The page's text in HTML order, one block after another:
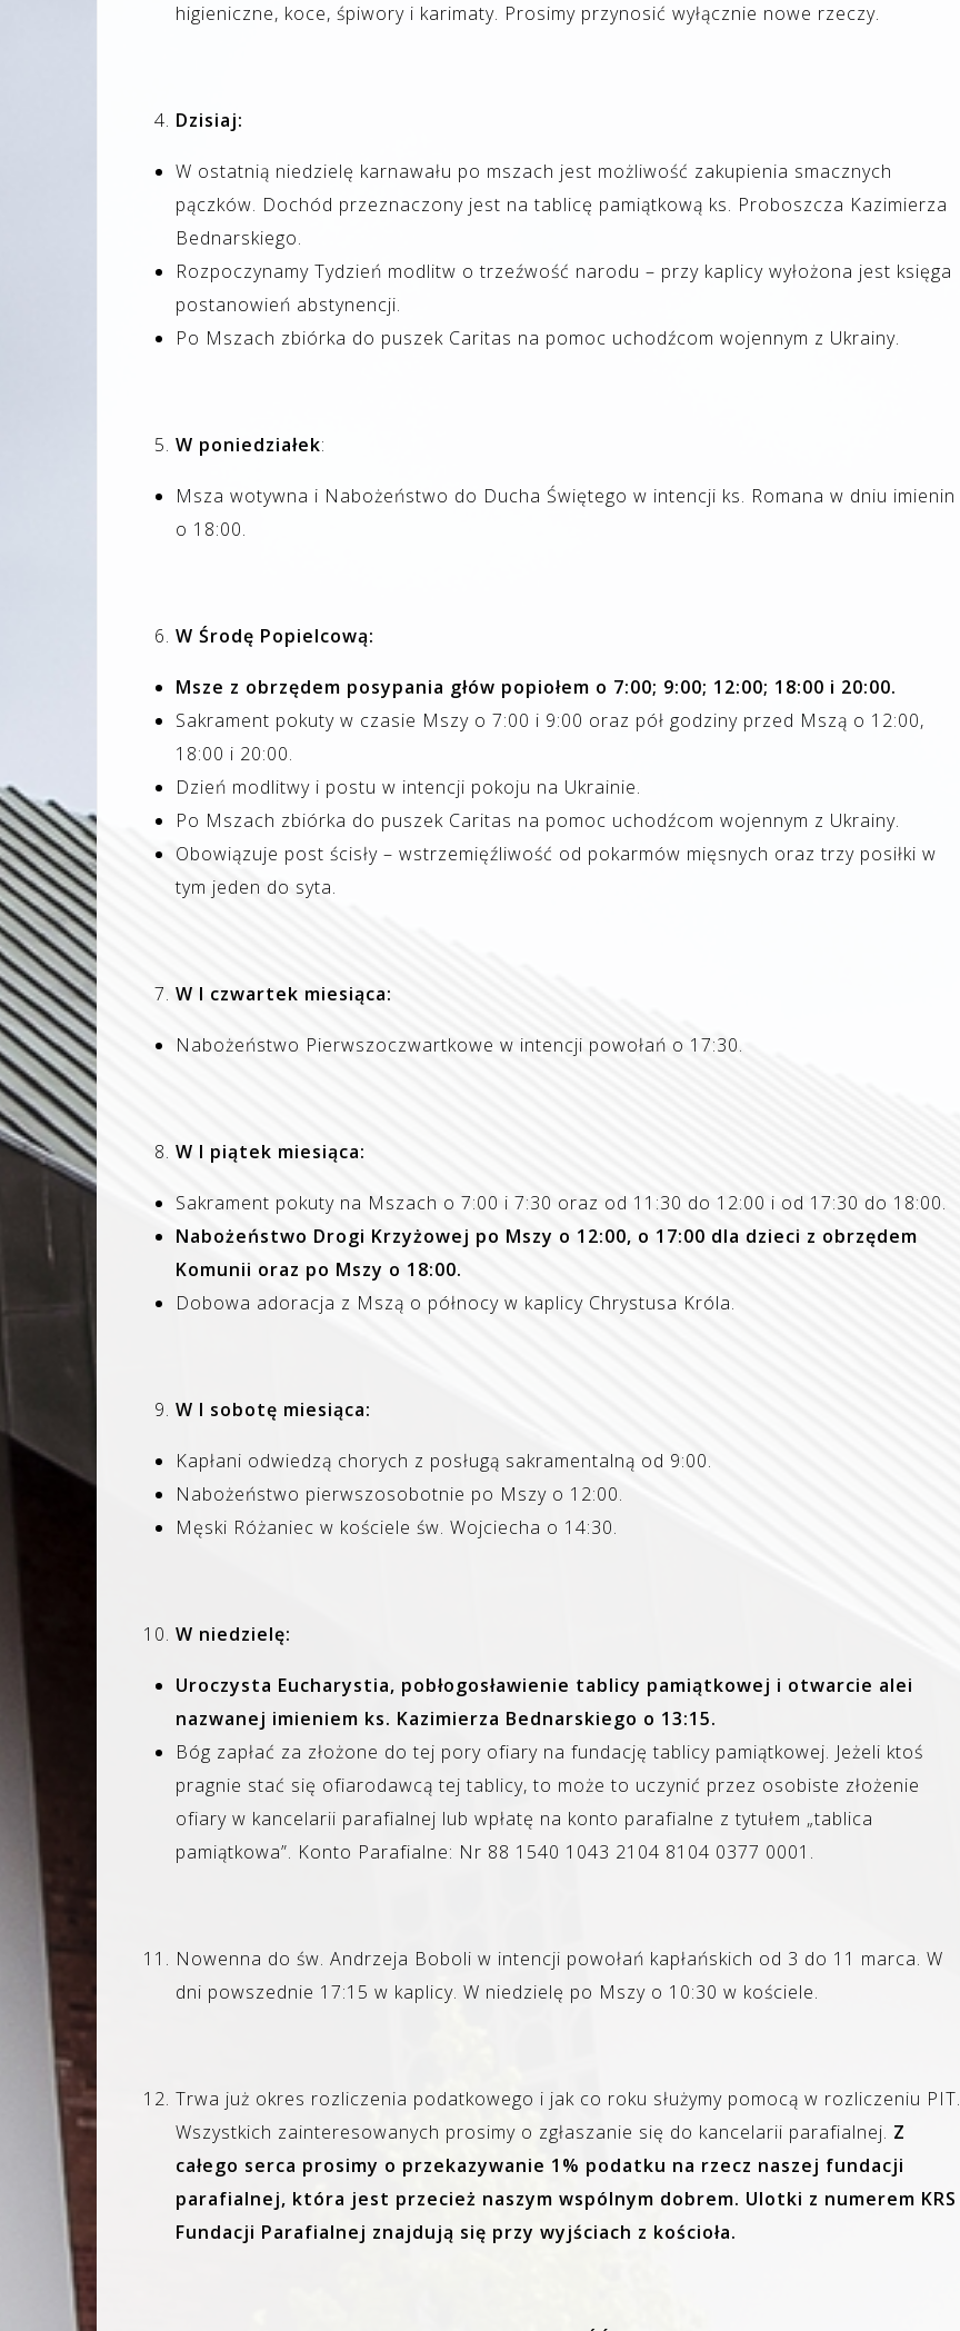
higieniczne, koce, śpiwory i karimaty. Prosimy przynosić wyłącznie nowe rzeczy.
Dzisiaj:
W ostatnią niedzielę karnawału po mszach jest możliwość zakupienia smacznych
pączków. Dochód przeznaczony jest na tablicę pamiątkową ks. Proboszcza Kazimierza
Bednarskiego.
Rozpoczynamy Tydzień modlitw o trzeźwość narodu – przy kaplicy wyłożona jest księga
postanowień abstynencji.
Po Mszach zbiórka do puszek Caritas na pomoc uchodźcom wojennym z Ukrainy.
W poniedziałek:
Msza wotywna i Nabożeństwo do Ducha Świętego w intencji ks. Romana w dniu imienin
o 18:00.
W Środę Popielcową:
Msze z obrzędem posypania głów popiołem o 7:00; 9:00; 12:00; 18:00 i 20:00.
Sakrament pokuty w czasie Mszy o 7:00 i 9:00 oraz pół godziny przed Mszą o 12:00,
18:00 i 20:00.
Dzień modlitwy i postu w intencji pokoju na Ukrainie.
Po Mszach zbiórka do puszek Caritas na pomoc uchodźcom wojennym z Ukrainy.
Obowiązuje post ścisły – wstrzemięźliwość od pokarmów mięsnych oraz trzy posiłki w
tym jeden do syta.
W I czwartek miesiąca:
Nabożeństwo Pierwszoczwartkowe w intencji powołań o 17:30.
W I piątek miesiąca:
Sakrament pokuty na Mszach o 7:00 i 7:30 oraz od 11:30 do 12:00 i od 17:30 do 18:00.
Nabożeństwo Drogi Krzyżowej po Mszy o 12:00, o 17:00 dla dzieci z obrzędem
Komunii oraz po Mszy o 18:00.
Dobowa adoracja z Mszą o północy w kaplicy Chrystusa Króla.
W I sobotę miesiąca:
Kapłani odwiedzą chorych z posługą sakramentalną od 9:00.
Nabożeństwo pierwszosobotnie po Mszy o 12:00.
Męski Różaniec w kościele św. Wojciecha o 14:30.
W niedzielę:
Uroczysta Eucharystia, pobłogosławienie tablicy pamiątkowej i otwarcie alei
nazwanej imieniem ks. Kazimierza Bednarskiego o 13:15.
Bóg zapłać za złożone do tej pory ofiary na fundację tablicy pamiątkowej. Jeżeli ktoś
pragnie stać się ofiarodawcą tej tablicy, to może to uczynić przez osobiste złożenie
ofiary w kancelarii parafialnej lub wpłatę na konto parafialne z tytułem „tablica
pamiątkowa”. Konto Parafialne: Nr 88 1540 1043 2104 8104 0377 0001.
Nowenna do św. Andrzeja Boboli w intencji powołań kapłańskich od 3 do 11 marca. W
dni powszednie 17:15 w kaplicy. W niedzielę po Mszy o 10:30 w kościele.
Trwa już okres rozliczenia podatkowego i jak co roku służymy pomocą w rozliczeniu PIT.
Wszystkich zainteresowanych prosimy o zgłaszanie się do kancelarii parafialnej. Z
całego serca prosimy o przekazywanie 1% podatku na rzecz naszej fundacji
parafialnej, która jest przecież naszym wspólnym dobrem. Ulotki z numerem KRS
Fundacji Parafialnej znajdują się przy wyjściach z kościoła.